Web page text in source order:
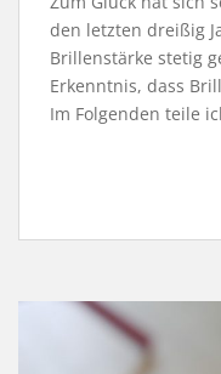
den letzten dreißig
Brillenstärke stetig
Erkenntnis, dass
Im Folgenden teile